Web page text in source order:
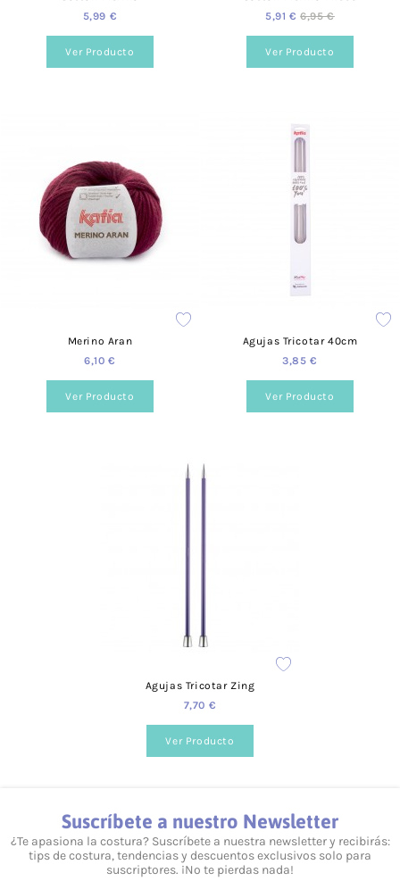
encontrarás distintos formatos de color y estilo.
Sí, a partir de los 40 €.
¿Ofrecéis formación?
Sí, tenemos talleres adaptados a todos los niveles y
necesidades. Puedes consultarlo desde nuestra web, en la
Sí, te podemos ayudar en lo que necesites. Resolvemos tus
dudas tanto vía telefónica
, como mediante
nuestroformulario de contacto.
5,99 €
Ver Producto
5,91 € 6,95 €
Ver Producto
Merino Aran
6,10 €
Ver Producto
Agujas Tricotar 40cm
3,85 €
Ver Producto
Agujas Tricotar Zing
7,70 €
Ver Producto
Suscríbete a nuestro Newsletter
¿Te apasiona la costura? Suscríbete a nuestra newsletter y recibirás:
tips de costura, tendencias y descuentos exclusivos solo para
suscriptores. ¡No te pierdas nada!